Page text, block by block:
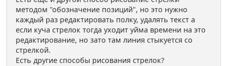
методом "обозначение позиций", но это нужно
каждый раз редактировать полку, удалять текст а
если куча стрелок тогда уходит уйма времени на это
редактирование, но зато там линия стыкуется со
стрелкой.
Есть другие способы рисования стрелок?